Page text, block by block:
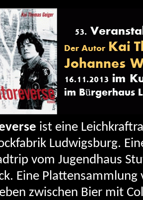
ist eine
Ludwigsburg.
vom Jugendhaus
Eine
zwischen Bier mit